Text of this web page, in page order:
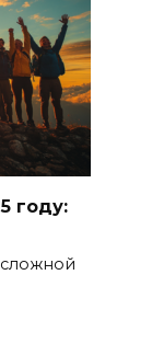
году:
сложной